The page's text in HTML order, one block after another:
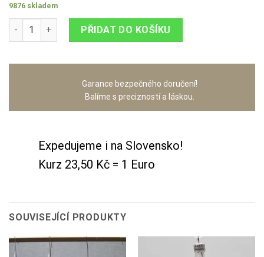
9876 skladem
Labuť přírodní množstvíPŘIDAT DO KOŠÍKU
Garance bezpečného doručení!
Balíme s precizností a láskou.
Expedujeme i na Slovensko!
Kurz 23,50 Kč = 1 Euro
SOUVISEJÍCÍ PRODUKTY